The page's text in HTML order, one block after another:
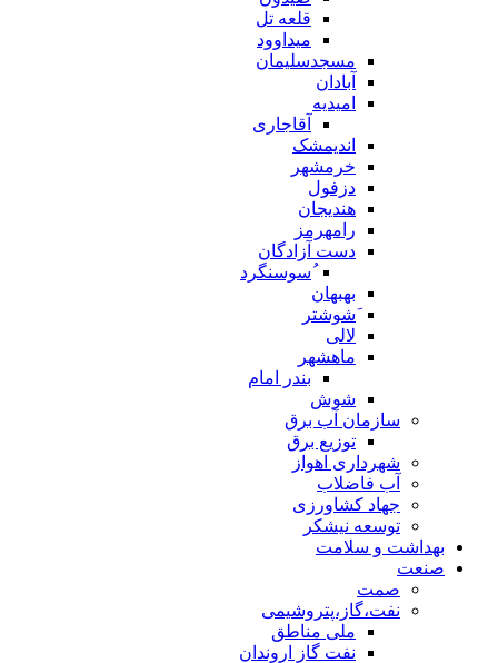
قلعه تل
میداوود
مسجدسلیمان
آبادان
امیدیه
آقاجاری
اندیمشک
خرمشهر
دزفول
هندیجان
رامهرمز
دست آزادگان
ُسوسنگرد
بهبهان
َشوشتر
لالی
ماهشهر
بندر امام
شوش
سازمان آب برق
توزیع برق
شهرداری اهواز
آب فاضلاب
جهاد کشاورزی
توسعه نیشکر
بهداشت و سلامت
صنعت
صمت
نفت،گاز،پتروشیمی
ملی مناطق
نفت گاز اروندان